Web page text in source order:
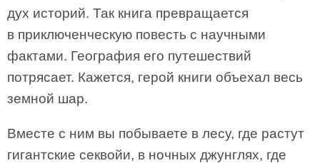
дух историй. Так книга превращается
в приключенческую повесть с научными
фактами. География его путешествий
потрясает. Кажется, герой книги объехал весь
земной шар.
Вместе с ним вы побываете в лесу, где растут
гигантские секвойи, в ночных джунглях, где